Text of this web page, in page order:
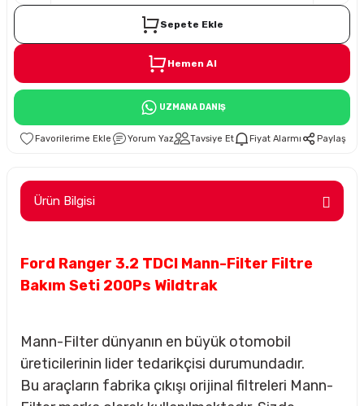
Sepete Ekle
Hemen Al
UZMANA DANIŞ
Yorum Yaz Tavsiye Et Fiyat Alarmı Paylaş
Ürün Bilgisi
Ford Ranger 3.2 TDCI Mann-Filter Filtre
Bakım Seti 200Ps Wildtrak
Mann-Filter dünyanın en büyük otomobil
üreticilerinin lider tedarikçisi durumundadır.
Bu araçların fabrika çıkışı orijinal filtreleri Mann-